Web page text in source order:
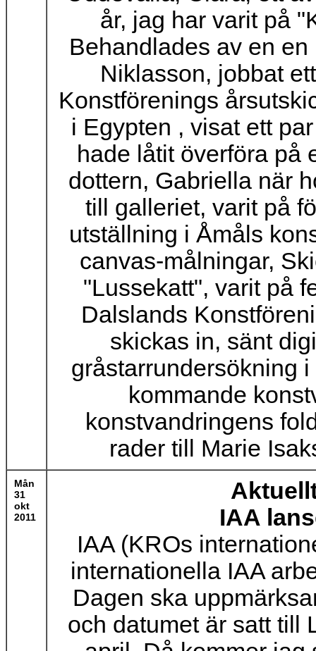
år, jag har varit på
Behandlades av en
Niklasson, jobbat
Konstförenings
i Egypten , visat ett
hade låtit överföra på
dottern, Gabriella när
till galleriet, varit på
utställning i Åmåls
canvas-målningar,
"Lussekatt", varit på
Dalslands
skickas in, sänt
gråstarrundersökning
kommande
konstvandringens
rader till Marie
Mån
31
okt
2011
IAA
IAA (KROs
internationella IAA
Dagen ska
och datumet är satt till